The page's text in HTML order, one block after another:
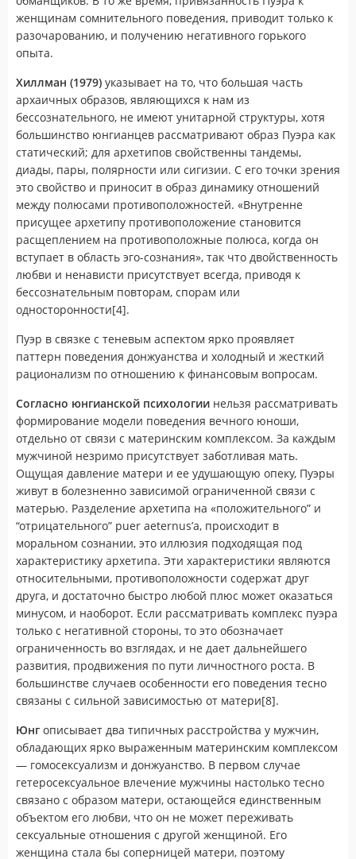
женщинам сомнительного поведения, приводит только к
разочарованию, и получению негативного горького
опыта.
Хиллман (1979) указывает на то, что большая часть
архаичных образов, являющихся к нам из
бессознательного, не имеют унитарной структуры, хотя
большинство юнгианцев рассматривают образ Пуэра как
статический; для архетипов свойственны тандемы,
диады, пары, полярности или сигизии. С его точки зрения
это свойство и приносит в образ динамику отношений
между полюсами противоположностей. «Внутренне
присущее архетипу противоположение становится
расщеплением на противоположные полюса, когда он
вступает в область эго-сознания», так что двойственность
любви и ненависти присутствует всегда, приводя к
бессознательным повторам, спорам или
односторонности[4].
Пуэр в связке с теневым аспектом ярко проявляет
паттерн поведения донжуанства и холодный и жесткий
рационализм по отношению к финансовым вопросам.
Согласно юнгианской психологии нельзя рассматривать
формирование модели поведения вечного юноши,
отдельно от связи с материнским комплексом. За каждым
мужчиной незримо присутствует заботливая мать.
Ощущая давление матери и ее удушающую опеку, Пуэры
живут в болезненно зависимой ограниченной связи с
матерью. Разделение архетипа на «положительного” и
“отрицательного” puer aeternus’а, происходит в
моральном сознании, это иллюзия подходящая под
характеристику архетипа. Эти характеристики являются
относительными, противоположности содержат друг
друга, и достаточно быстро любой плюс может оказаться
минусом, и наоборот. Если рассматривать комплекс пуэра
только с негативной стороны, то это обозначает
ограниченность во взглядах, и не дает дальнейшего
развития, продвижения по пути личностного роста. В
большинстве случаев особенности его поведения тесно
связаны с сильной зависимостью от матери[8].
Юнг описывает два типичных расстройства у мужчин,
обладающих ярко выраженным материнским комплексом
— гомосексуализм и донжуанство. В первом случае
гетеросексуальное влечение мужчины настолько тесно
связано с образом матери, остающейся единственным
объектом его любви, что он не может переживать
сексуальные отношения с другой женщиной. Его
женщина стала бы соперницей матери, поэтому